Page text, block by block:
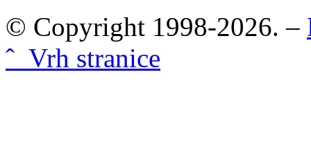
© Copyright 1998-2026. –
ˆ Vrh stranice